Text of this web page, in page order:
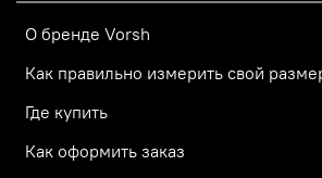
О бренде Vorsh
Как правильно измерить свой
Где купить
Как оформить заказ